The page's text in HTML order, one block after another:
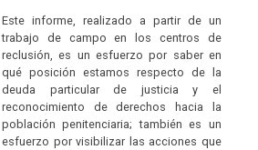
Este informe, realizado a partir de un
trabajo de campo en los centros de
reclusión, es un esfuerzo por saber en
qué posición estamos respecto de la
deuda particular de justicia y el
reconocimiento de derechos hacia la
población penitenciaria; también es un
esfuerzo por visibilizar las acciones que